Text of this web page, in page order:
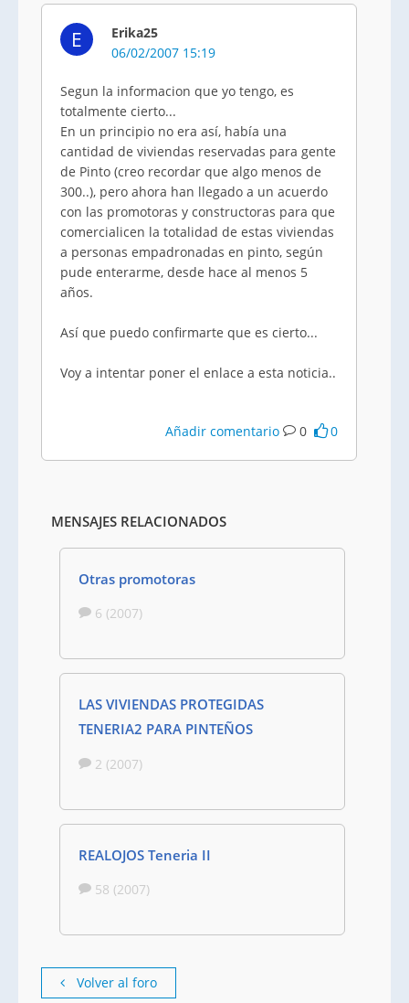
E
Erika25
06/02/2007 15:19
Segun la informacion que yo tengo, es
totalmente cierto...
En un principio no era así, había una
cantidad de viviendas reservadas para gente
de Pinto (creo recordar que algo menos de
300..), pero ahora han llegado a un acuerdo
con las promotoras y constructoras para que
comercialicen la totalidad de estas viviendas
a personas empadronadas en pinto, según
pude enterarme, desde hace al menos 5
años.
Así que puedo confirmarte que es cierto...
Voy a intentar poner el enlace a esta noticia..
Añadir comentario 0 0
MENSAJES RELACIONADOS
Otras promotoras
6 (2007)
LAS VIVIENDAS PROTEGIDAS
TENERIA2 PARA PINTEÑOS
2 (2007)
REALOJOS Teneria II
58 (2007)
Volver al foro